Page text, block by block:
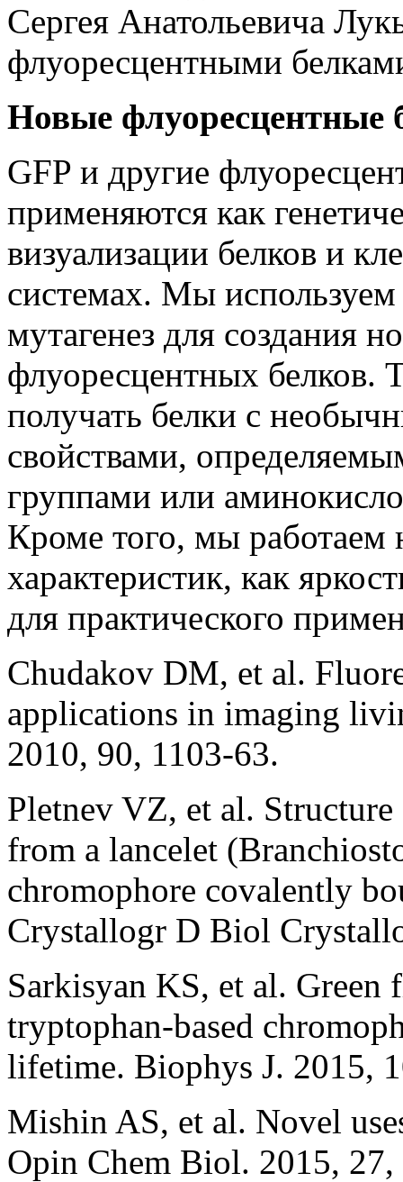
Сергея Анатольевича
флуоресцентными
Новые флуоресцентные
GFP и другие
применяются как
визуализации белков и
системах. Мы
мутагенез для создания
флуоресцентных белков.
получать белки с
свойствами,
группами или
Кроме того, мы работаем
характеристик, как
для практического
Chudakov DM, et al.
applications in imaging
2010, 90, 1103-63.
Pletnev VZ, et al.
from a lancelet
chromophore covalently
Crystallogr D Biol
Sarkisyan KS, et al.
tryptophan-based
lifetime. Biophys J. 2015,
Mishin AS, et al. Novel
Opin Chem Biol. 2015, 27,